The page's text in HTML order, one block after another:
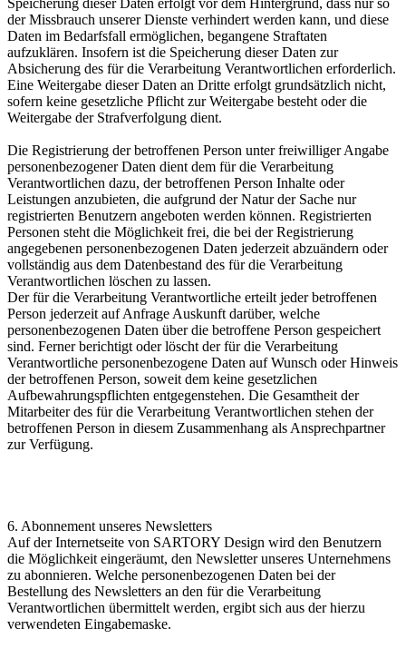
Speicherung dieser Daten erfolgt vor dem Hintergrund, dass nur so
der Missbrauch unserer Dienste verhindert werden kann, und diese
Daten im Bedarfsfall ermöglichen, begangene Straftaten
aufzuklären. Insofern ist die Speicherung dieser Daten zur
Absicherung des für die Verarbeitung Verantwortlichen erforderlich.
Eine Weitergabe dieser Daten an Dritte erfolgt grundsätzlich nicht,
sofern keine gesetzliche Pflicht zur Weitergabe besteht oder die
Weitergabe der Strafverfolgung dient.
Die Registrierung der betroffenen Person unter freiwilliger Angabe
personenbezogener Daten dient dem für die Verarbeitung
Verantwortlichen dazu, der betroffenen Person Inhalte oder
Leistungen anzubieten, die aufgrund der Natur der Sache nur
registrierten Benutzern angeboten werden können. Registrierten
Personen steht die Möglichkeit frei, die bei der Registrierung
angegebenen personenbezogenen Daten jederzeit abzuändern oder
vollständig aus dem Datenbestand des für die Verarbeitung
Verantwortlichen löschen zu lassen.
Der für die Verarbeitung Verantwortliche erteilt jeder betroffenen
Person jederzeit auf Anfrage Auskunft darüber, welche
personenbezogenen Daten über die betroffene Person gespeichert
sind. Ferner berichtigt oder löscht der für die Verarbeitung
Verantwortliche personenbezogene Daten auf Wunsch oder Hinweis
der betroffenen Person, soweit dem keine gesetzlichen
Aufbewahrungspflichten entgegenstehen. Die Gesamtheit der
Mitarbeiter des für die Verarbeitung Verantwortlichen stehen der
betroffenen Person in diesem Zusammenhang als Ansprechpartner
zur Verfügung.
6. Abonnement unseres Newsletters
Auf der Internetseite von SARTORY Design wird den Benutzern
die Möglichkeit eingeräumt, den Newsletter unseres Unternehmens
zu abonnieren. Welche personenbezogenen Daten bei der
Bestellung des Newsletters an den für die Verarbeitung
Verantwortlichen übermittelt werden, ergibt sich aus der hierzu
verwendeten Eingabemaske.